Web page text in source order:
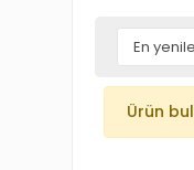
Ürün